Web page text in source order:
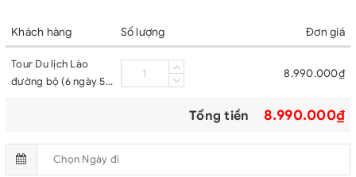
Khách hàng Số lượng Đơn giá
Tour Du lịch Lào
đường bộ (6 ngày 5
8.990.000₫
Tổng tiền 8.990.000₫